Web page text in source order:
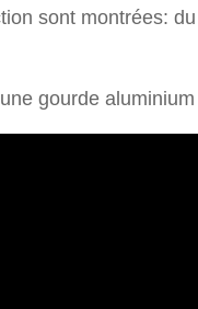
sont montrées:
gourde